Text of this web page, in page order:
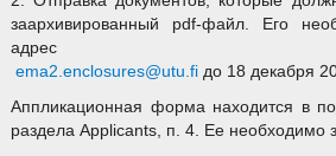
заархивированный pdf-файл. Его
адрес
ema2.enclosures@utu.fiдо 18 декабря
Аппликационная форма находится в
раздела Applicants, п. 4. Ее необходимо